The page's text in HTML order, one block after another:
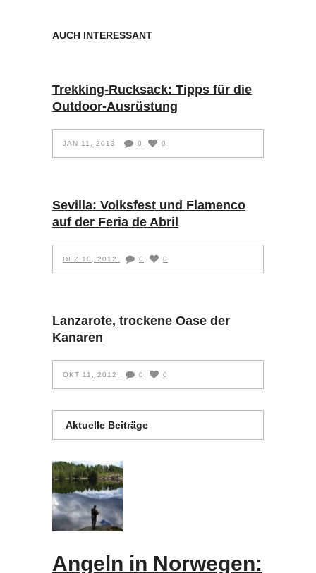
AUCH INTERESSANT
Trekking-Rucksack: Tipps für die
Outdoor-Ausrüstung
JAN 11, 2013 0 0
Sevilla: Volksfest und Flamenco
auf der Feria de Abril
DEZ 10, 2012 0 0
Lanzarote, trockene Oase der
Kanaren
OKT 11, 2012 0 0
Aktuelle Beiträge
Angeln in Norwegen: